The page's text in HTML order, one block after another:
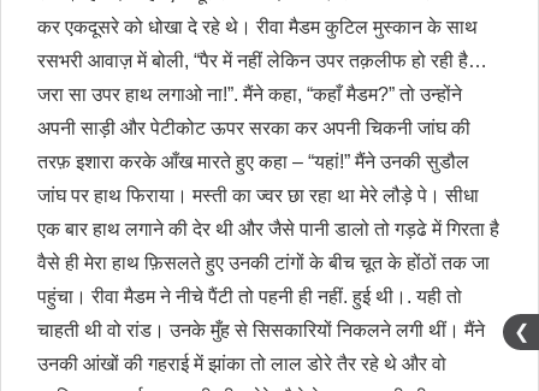
कर एकदूसरे को धोखा दे रहे थे। रीवा मैडम कुटिल मुस्कान के साथ
रसभरी आवाज़ में बोली, “पैर में नहीं लेकिन उपर तक़लीफ हो रही है…
जरा सा उपर हाथ लगाओ ना!”. मैंने कहा, “कहाँ मैडम?” तो उन्होंने
अपनी साड़ी और पेटीकोट ऊपर सरका कर अपनी चिकनी जांघ की
तरफ़ इशारा करके आँख मारते हुए कहा – “यहां!” मैंने उनकी सुडौल
जांघ पर हाथ फिराया। मस्ती का ज्वर छा रहा था मेरे लौड़े पे। सीधा
एक बार हाथ लगाने की देर थी और जैसे पानी डालो तो गड़ढे में गिरता है
वैसे ही मेरा हाथ फ़िसलते हुए उनकी टांगों के बीच चूत के होंठों तक जा
पहुंचा। रीवा मैडम ने नीचे पैंटी तो पहनी ही नहीं. हुई थी।. यही तो
चाहती थी वो रांड। उनके मुँह से सिसकारियों निकलने लगी थीं। मैंने
उनकी आंखों की गहराई में झांका तो लाल डोरे तैर रहे थे और वो
❮